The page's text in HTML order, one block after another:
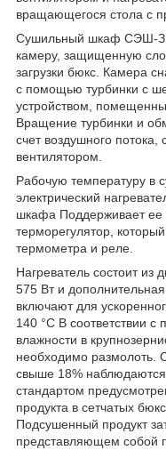
вращающегося стола с
Сушильный шкаф СЭШ-
камеру, защищенную
загрузки бюкс. Камера
с помощью турбинки с
устройством,
Вращение турбинки и
счет воздушного
вентилятором.
Рабочую температуру в
электрический
шкафа Поддерживает ее
терморегулятор, который
термометра и реле.
Нагреватель состоит из
575 Вт и
включают для
140 °С В соответствии с
влажности в
необходимо размолоть.
свыше 18% наблюдаются
стандартом
продукта в сетчатых
Подсушенный продукт
представляющем собой